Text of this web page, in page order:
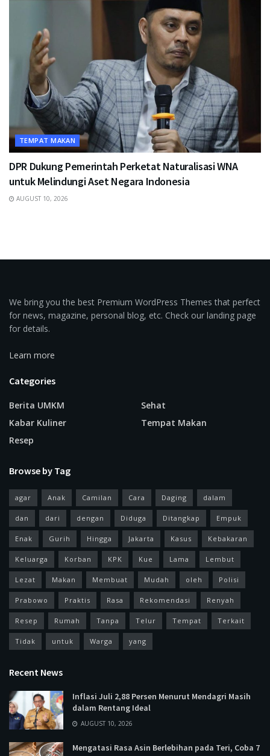
TEMPAT MAKAN
DPR Dukung Pemerintah Perketat Naturalisasi WNA
untuk Melindungi Aset Negara Indonesia
AUGUST 10, 2026
We bring you the best Premium WordPress Themes that perfect
for news, magazine, personal blog, etc. Check our landing page
for details.
Learn more
Categories
Berita UMKM
Kabar Kuliner
Resep
Sehat
Tempat Makan
Browse by Tag
agar Anak Camilan Cara Daging dalam
dan dari dengan Diduga Ditangkap Empuk
Enak Gurih Hingga Jakarta Kasus Kebakaran
Keluarga Korban KPK Kue Lama Lembut
Lezat Makan Membuat Mudah oleh Polisi
Prabowo Praktis Rasa Rekomendasi Renyah
Resep Rumah Tanpa Telur Tempat Terkait
Tidak untuk Warga yang
Recent News
Inflasi Juli 2,88 Persen Menurut Mendagri Masih
dalam Rentang Ideal
AUGUST 10, 2026
Mengatasi Rasa Asin Berlebihan pada Teri, Coba 7